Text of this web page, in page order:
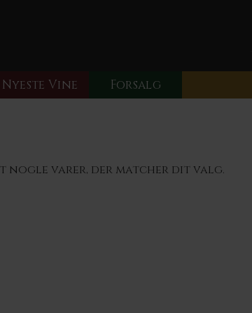
Nyeste Vine Forsalg
nogle varer, der matcher dit valg.